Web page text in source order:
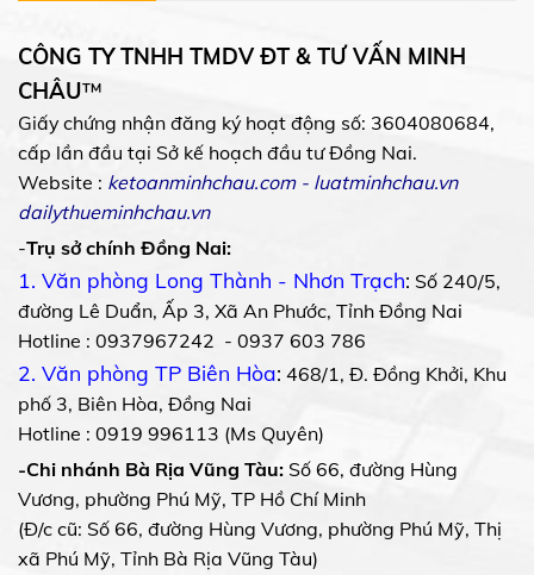
CÔNG TY TNHH TMDV ĐT & TƯ VẤN MINH
CHÂU™
Giấy chứng nhận đăng ký hoạt động số: 3604080684,
cấp lần đầu tại Sở kế hoạch đầu tư Đồng Nai.
Website : ketoanminhchau.com- luatminhchau.vn
dailythueminhchau.vn
-Trụ sở chính Đồng Nai:
1. Văn phòng Long Thành - Nhơn Trạch: Số 240/5,
đường Lê Duẩn, Ấp 3, Xã An Phước, Tỉnh Đồng Nai
Hotline : 0937967242 - 0937 603 786
2. Văn phòng TP Biên Hòa: 468/1, Đ. Đồng Khởi, Khu
phố 3, Biên Hòa, Đồng Nai
Hotline : 0919 996113 (Ms Quyên)
-Chi nhánh Bà Rịa Vũng Tàu: Số 66, đường Hùng
Vương, phường Phú Mỹ, TP Hồ Chí Minh
(Đ/c cũ: Số 66, đường Hùng Vương, phường Phú Mỹ, Thị
xã Phú Mỹ, Tỉnh Bà Rịa Vũng Tàu)